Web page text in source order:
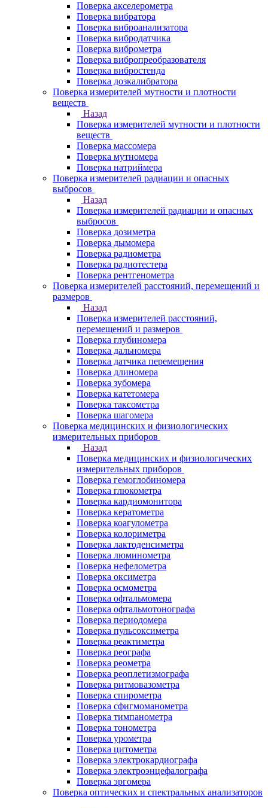
Поверка акселерометра
Поверка вибратора
Поверка виброанализатора
Поверка вибродатчика
Поверка виброметра
Поверка вибропреобразователя
Поверка вибростенда
Поверка дозкалибратора
Поверка измерителей мутности и плотности
веществ
Назад
Поверка измерителей мутности и плотности
веществ
Поверка массомера
Поверка мутномера
Поверка натриймера
Поверка измерителей радиации и опасных
выбросов
Назад
Поверка измерителей радиации и опасных
выбросов
Поверка дозиметра
Поверка дымомера
Поверка радиометра
Поверка радиотестера
Поверка рентгенометра
Поверка измерителей расстояний, перемещений и
размеров
Назад
Поверка измерителей расстояний,
перемещений и размеров
Поверка глубиномера
Поверка дальномера
Поверка датчика перемещения
Поверка длиномера
Поверка зубомера
Поверка катетомера
Поверка таксометра
Поверка шагомера
Поверка медицинских и физиологических
измерительных приборов
Назад
Поверка медицинских и физиологических
измерительных приборов
Поверка гемоглобиномера
Поверка глюкометра
Поверка кардиомонитора
Поверка кератометра
Поверка коагулометра
Поверка колориметра
Поверка лактоденсиметра
Поверка люминометра
Поверка нефелометра
Поверка оксиметра
Поверка осмометра
Поверка офтальмомера
Поверка офтальмотонографа
Поверка периодомера
Поверка пульсоксиметра
Поверка реактиметра
Поверка реографа
Поверка реометра
Поверка реоплетизмографа
Поверка ритмовазометра
Поверка спирометра
Поверка сфигмоманометра
Поверка тимпанометра
Поверка тонометра
Поверка урометра
Поверка цитометра
Поверка электрокардиографа
Поверка электроэнцефалографа
Поверка эргомера
Поверка оптических и спектральных анализаторов